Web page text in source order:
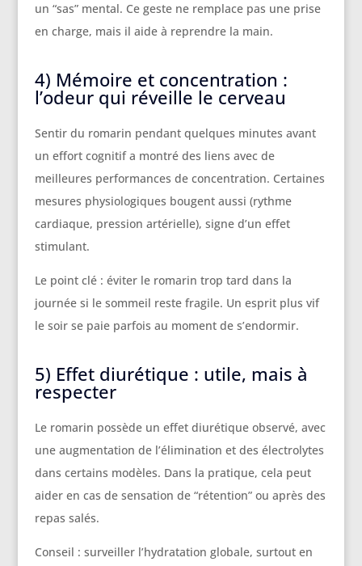
un “sas” mental. Ce geste ne remplace pas une prise
en charge, mais il aide à reprendre la main.
4) Mémoire et concentration :
l’odeur qui réveille le cerveau
Sentir du romarin pendant quelques minutes avant
un effort cognitif a montré des liens avec de
meilleures performances de concentration. Certaines
mesures physiologiques bougent aussi (rythme
cardiaque, pression artérielle), signe d’un effet
stimulant.
Le point clé : éviter le romarin trop tard dans la
journée si le sommeil reste fragile. Un esprit plus vif
le soir se paie parfois au moment de s’endormir.
5) Effet diurétique : utile, mais à
respecter
Le romarin possède un effet diurétique observé, avec
une augmentation de l’élimination et des électrolytes
dans certains modèles. Dans la pratique, cela peut
aider en cas de sensation de “rétention” ou après des
repas salés.
Conseil : surveiller l’hydratation globale, surtout en